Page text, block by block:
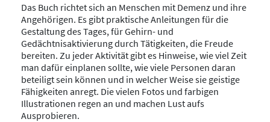
Das Buch richtet sich an Menschen mit Demenz und ihre
Angehörigen. Es gibt praktische Anleitungen für die
Gestaltung des Tages, für Gehirn- und
Gedächtnisaktivierung durch Tätigkeiten, die Freude
bereiten. Zu jeder Aktivität gibt es Hinweise, wie viel Zeit
man dafür einplanen sollte, wie viele Personen daran
beteiligt sein können und in welcher Weise sie geistige
Fähigkeiten anregt. Die vielen Fotos und farbigen
Illustrationen regen an und machen Lust aufs
Ausprobieren.